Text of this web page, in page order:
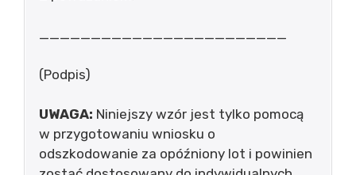
________________________
(Podpis)
UWAGA: Niniejszy wzór jest tylko pomocą
w przygotowaniu wniosku o
odszkodowanie za opóźniony lot i powinien